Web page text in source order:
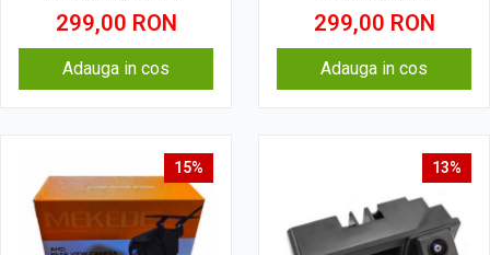
299,00 RON
Adauga in cos
299,00 RON
Adauga in cos
15% 13%